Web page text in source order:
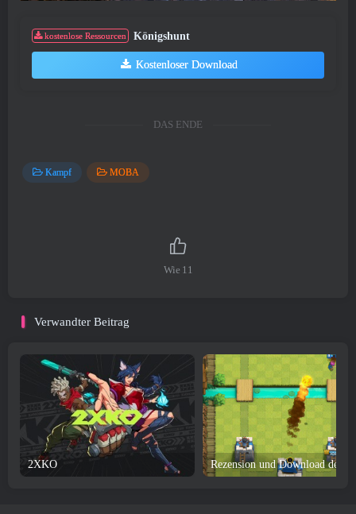
kostenlose Ressourcen Königshunt
Kostenloser Download
DAS ENDE
Kampf MOBA
Wie 11
Verwandter Beitrag
2XKO